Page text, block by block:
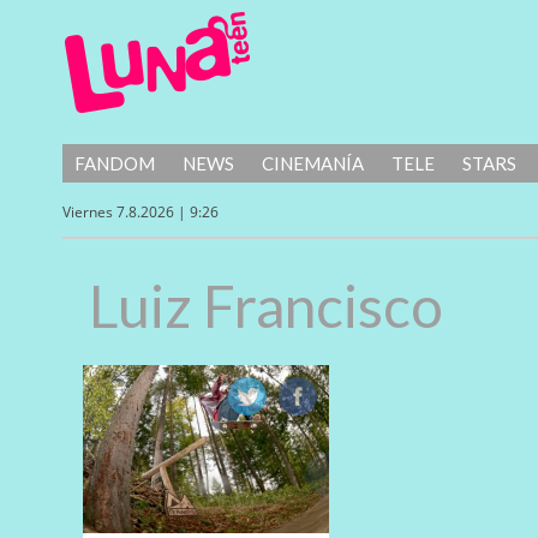
FANDOM NEWS CINEMANÍA TELE STARS
Viernes 7.8.2026 | 9:26
Luiz Francisco